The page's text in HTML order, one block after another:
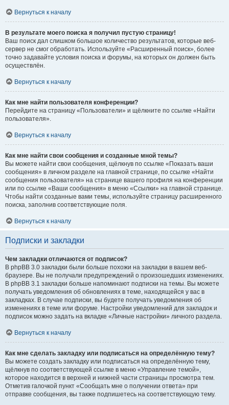
Вернуться к началу
В результате моего поиска я получил пустую страницу!
Ваш поиск дал слишком большое количество результатов, которые веб-
сервер не смог обработать. Используйте «Расширенный поиск», более
точно задавайте условия поиска и форумы, на которых он должен быть
осуществлён.
Вернуться к началу
Как мне найти пользователя конференции?
Перейдите на страницу «Пользователи» и щёлкните по ссылке «Найти
пользователя».
Вернуться к началу
Как мне найти свои сообщения и созданные мной темы?
Вы можете найти свои сообщения, щёлкнув по ссылке «Показать ваши
сообщения» в личном разделе на главной странице, по ссылке «Найти
сообщения пользователя» на странице вашего профиля на конференции
или по ссылке «Ваши сообщения» в меню «Ссылки» на главной странице.
Чтобы найти созданные вами темы, используйте страницу расширенного
поиска, заполнив соответствующие поля.
Вернуться к началу
Подписки и закладки
Чем закладки отличаются от подписок?
В phpBB 3.0 закладки были больше похожи на закладки в вашем веб-
браузере. Вы не получали предупреждений о произошедших изменениях.
В phpBB 3.1 закладки больше напоминают подписки на темы. Вы можете
получать уведомления об обновлениях в теме, находящейся у вас в
закладках. В случае подписки, вы будете получать уведомления об
изменениях в теме или форуме. Настройки уведомлений для закладок и
подписок можно задать на вкладке «Личные настройки» личного раздела.
Вернуться к началу
Как мне сделать закладку или подписаться на определённую тему?
Вы можете создать закладку или подписаться на определённую тему,
щёлкнув по соответствующей ссылке в меню «Управление темой»,
которое находится в верхней и нижней части страницы просмотра тем.
Отметив галочкой пункт «Сообщать мне о получении ответа» при
отправке сообщения, вы также подпишетесь на соответствующую тему.